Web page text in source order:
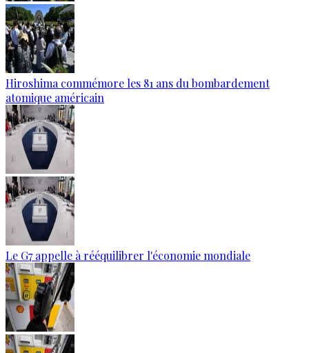
Hiroshima commémore les 81 ans du bombardement
atomique américain
Le G7 appelle à rééquilibrer l'économie mondiale